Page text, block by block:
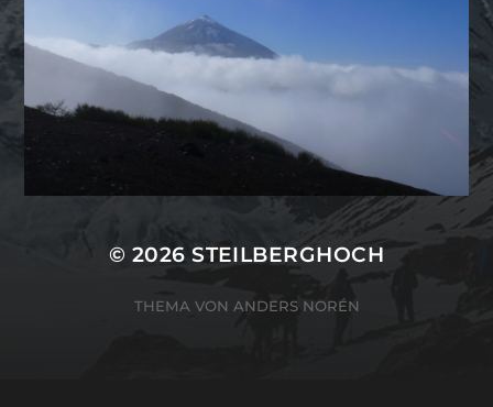
© 2026STEILBERGHOCH
THEMA VON ANDERS NORÉN